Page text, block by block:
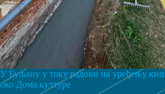
У Буљану у току радови на уређењу
око Дома културе